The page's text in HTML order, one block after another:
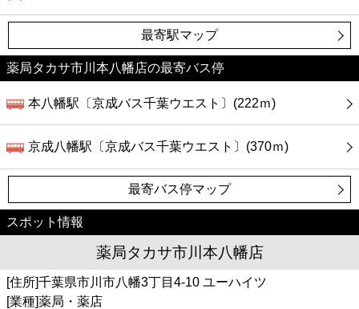
最寄駅マップ
薬局タカサ市川本八幡店の最寄バス停
本八幡駅〔京成バス千葉ウエスト〕(222ｍ)
京成八幡駅〔京成バス千葉ウエスト〕(370ｍ)
最寄バス停マップ
スポット情報
薬局タカサ市川本八幡店
[住所]千葉県市川市八幡3丁目4-10 ユーハイツ
[業種]薬局・薬店